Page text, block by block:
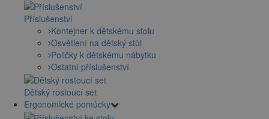
Příslušenství
Kontejner k dětskému stolu
Osvětlení na dětský stůl
Poličky k dětskému nábytku
Ostatní příslušenství
Dětský rostoucí set
Ergonomické pomůcky